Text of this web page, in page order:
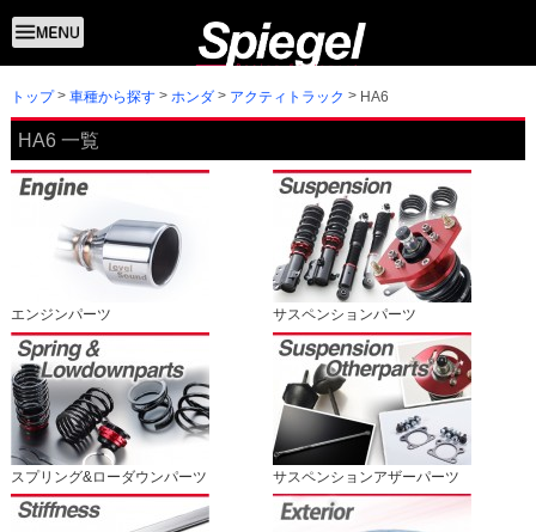
トップ 車種から探す ホンダ アクティトラック HA6
HA6 一覧
エンジンパーツ サスペンションパーツ
スプリング&ローダウンパーツ サスペンションアザーパーツ